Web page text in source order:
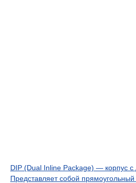
DIP (Dual Inline Package) — корпус с
Представляет собой